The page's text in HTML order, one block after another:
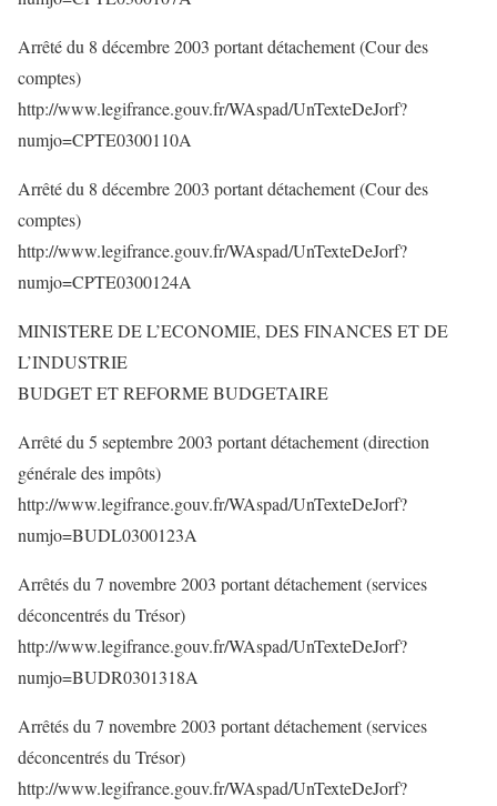
Arrêté du 8 décembre 2003 portant détachement (Cour des
comptes)
http://www.legifrance.gouv.fr/WAspad/UnTexteDeJorf?
numjo=CPTE0300110A
Arrêté du 8 décembre 2003 portant détachement (Cour des
comptes)
http://www.legifrance.gouv.fr/WAspad/UnTexteDeJorf?
numjo=CPTE0300124A
MINISTERE DE L’ECONOMIE, DES FINANCES ET DE
L’INDUSTRIE
BUDGET ET REFORME BUDGETAIRE
Arrêté du 5 septembre 2003 portant détachement (direction
générale des impôts)
http://www.legifrance.gouv.fr/WAspad/UnTexteDeJorf?
numjo=BUDL0300123A
Arrêtés du 7 novembre 2003 portant détachement (services
déconcentrés du Trésor)
http://www.legifrance.gouv.fr/WAspad/UnTexteDeJorf?
numjo=BUDR0301318A
Arrêtés du 7 novembre 2003 portant détachement (services
déconcentrés du Trésor)
http://www.legifrance.gouv.fr/WAspad/UnTexteDeJorf?